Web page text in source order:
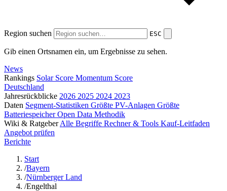
Region suchen ESC
Gib einen Ortsnamen ein, um Ergebnisse zu sehen.
News
Rankings Solar Score Momentum Score
Deutschland
Jahresrückblicke 2026 2025 2024 2023
Daten Segment-Statistiken Größte PV-Anlagen Größte
BatteriespeicherOpen Data Methodik
Wiki & Ratgeber Alle Begriffe Rechner & Tools Kauf-Leitfaden
Angebot prüfen
Berichte
Start
/Bayern
/Nürnberger Land
/Engelthal